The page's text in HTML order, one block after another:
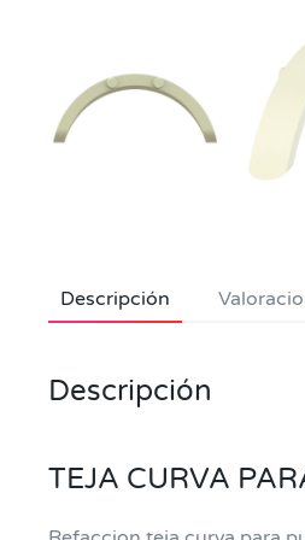
Descripción
Descripción
TEJA CURVA